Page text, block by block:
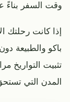
وقت السفر بناءً
إذا كانت رحلتك
باكو والطبيعة
تثبيت التواريخ
المدن التي